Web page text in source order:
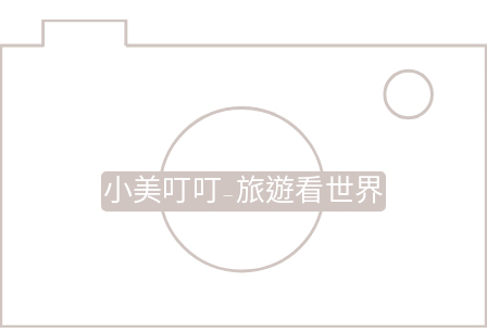
小美叮叮-旅遊看世界